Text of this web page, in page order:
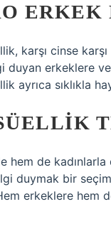
ERKEK
karşı cinse
duyan erkeklere
ayrıca sıklıkla
hem de
duymak bir
erkeklere hem